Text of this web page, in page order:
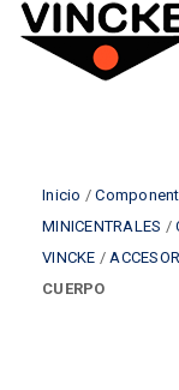
Inicio /
MINICENTRALES /
VINCKE /
CUERPO